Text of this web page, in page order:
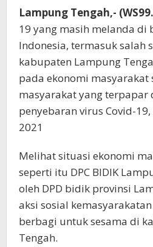
Lampung Tengah,-
19 yang masih melanda di
Indonesia, termasuk salah
kabupaten Lampung
pada ekonomi masyarakat
masyarakat yang terpapar
penyebaran virus Covid-
2021
Melihat situasi ekonomi
seperti itu DPC BIDIK
oleh DPD bidik provinsi
aksi sosial
berbagi untuk sesama di
Tengah.